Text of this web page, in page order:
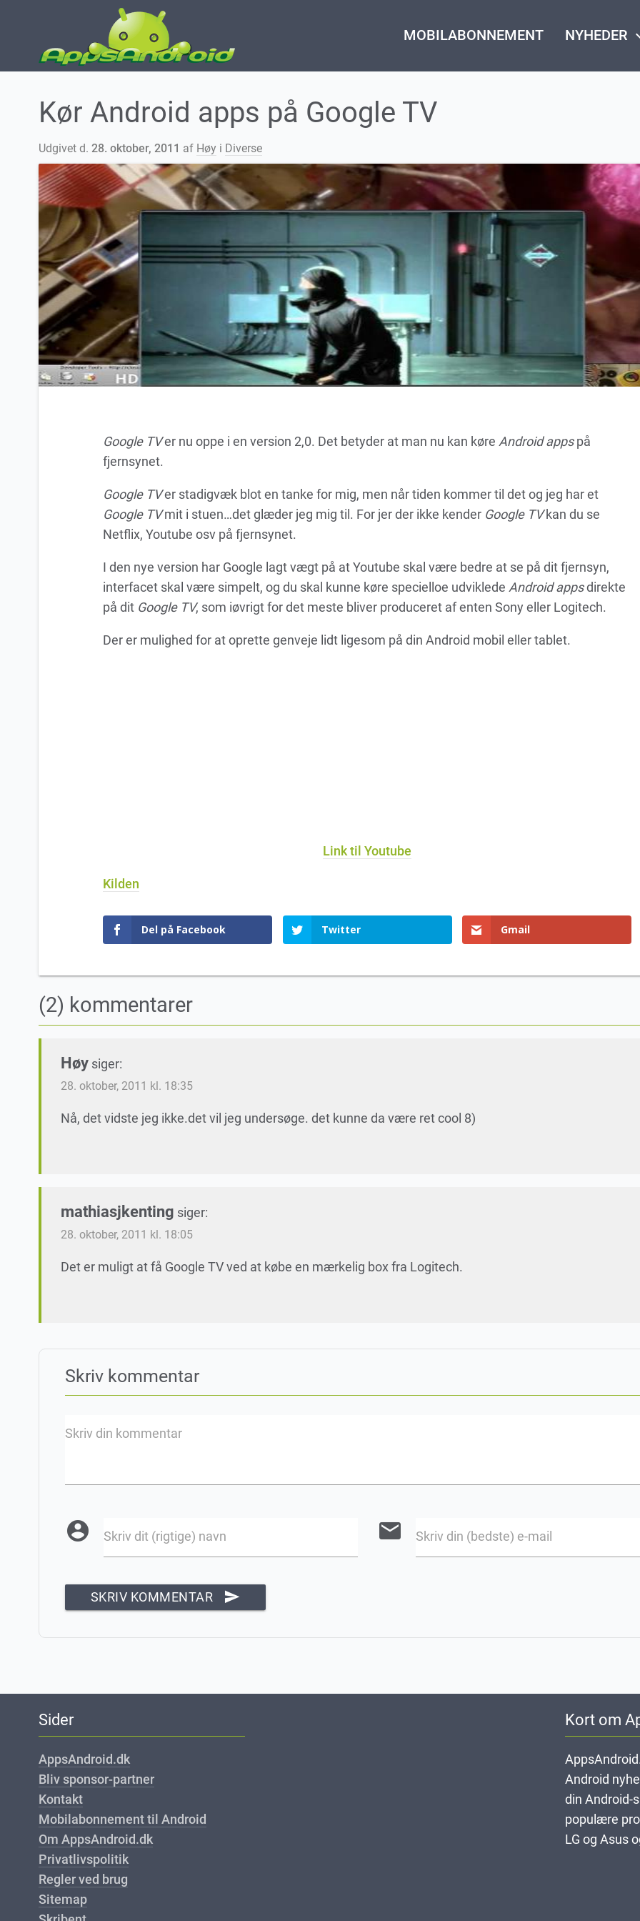
MOBILABONNEMENT NYHEDER
Kør Android apps på Google TV
Udgivet d. 28. oktober, 2011 af Høyi Diverse
Google TVer nu oppe i en version 2,0. Det betyder at man nu kan køre Android appspå
fjernsynet.
Google TVer stadigvæk blot en tanke for mig, men når tiden kommer til det og jeg har et
Google TVmit i stuen…det glæder jeg mig til. For jer der ikke kender Google TVkan du se
Netflix, Youtube osv på fjernsynet.
I den nye version har Google lagt vægt på at Youtube skal være bedre at se på dit fjernsyn,
interfacet skal være simpelt, og du skal kunne køre specielloe udviklede Android appsdirekte
på dit Google TV, som iøvrigt for det meste bliver produceret af enten Sony eller Logitech.
Der er mulighed for at oprette genveje lidt ligesom på din Android mobil eller tablet.
Link til Youtube
Kilden
Del på Facebook Twitter Gmail
(2) kommentarer
Høy siger:
28. oktober, 2011 kl. 18:35
Nå, det vidste jeg ikke.det vil jeg undersøge. det kunne da være ret cool 8)
mathiasjkenting siger:
28. oktober, 2011 kl. 18:05
Det er muligt at få Google TV ved at købe en mærkelig box fra Logitech.
Skriv kommentar
Skriv din kommentar
account_circle Skriv dit (rigtige) navn email Skriv din (bedste) e-mail
SKRIV KOMMENTAR send
Sider
AppsAndroid.dk
Bliv sponsor-partner
Kontakt
Mobilabonnement til Android
Om AppsAndroid.dk
Privatlivspolitik
Regler ved brug
Sitemap
Kort om
Android
din Android-
populære
LG og Asus